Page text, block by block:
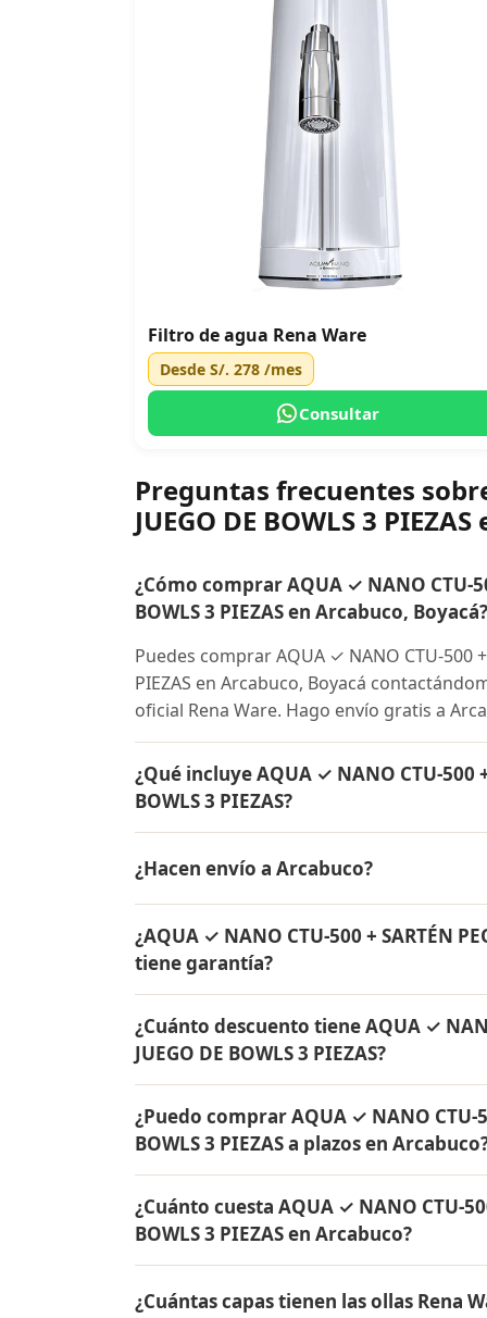
Filtro de agua Rena Ware
Desde S/. 278 /mes
Consultar
Preguntas frecuentes sobre
JUEGO DE BOWLS 3
¿Cómo comprar AQUA ✓ NANO CTU-
BOWLS 3 PIEZAS en Arcabuco, Boyacá?
Puedes comprar AQUA ✓ NANO CTU-500 +
PIEZAS en Arcabuco, Boyacá
oficial Rena Ware. Hago envío gratis a
¿Qué incluye AQUA ✓ NANO CTU-500 +
BOWLS 3 PIEZAS?
de agua Rena Ware + Bowls Rena Ware +
originales Rena Ware con garantía de por
¿Hacen envío a Arcabuco?
BOWLS 3 PIEZAS a Arcabuco, Boyacá y a
¿AQUA ✓ NANO CTU-500 + SARTÉN
tiene garantía?
JUEGO DE BOWLS 3 PIEZAS tienen
originales Rena Ware fabricados en acero
¿Cuánto descuento tiene AQUA ✓
JUEGO DE BOWLS 3 PIEZAS?
de descuento. Contáctame por
Colombia.
¿Puedo comprar AQUA ✓ NANO CTU-
BOWLS 3 PIEZAS a plazos en
PIEZAS con solo el 10% de inicial y pagar
y todo Colombia.
¿Cuánto cuesta AQUA ✓ NANO CTU-
BOWLS 3 PIEZAS en Arcabuco?
el mismo en todo Colombia. Contáctame
¿Cuántas capas tienen las ollas Rena